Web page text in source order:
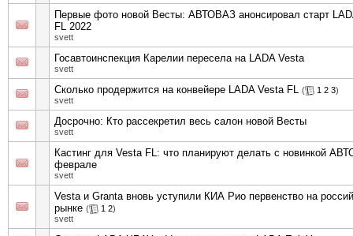
Первые фото новой Весты: АВТОВАЗ анонсировал старт
FL 2022
svett
Госавтоинспекция Карелии пересела на LADA Vesta
svett
Сколько продержится на конвейере LADA Vesta FL ( 1 2 3)
svett
Досрочно: Кто рассекретил весь салон новой Весты
svett
Кастинг для Vesta FL: что планируют делать с новинкой
феврале
svett
Vesta и Granta вновь уступили КИА Рио первенство на
рынке ( 1 2)
svett